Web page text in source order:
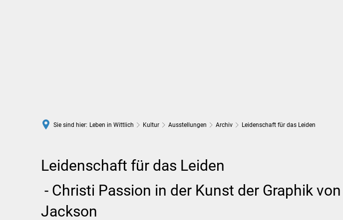
Sie sind hier: Leben in Wittlich Kultur Ausstellungen Archiv Leidenschaft für das Leiden
LeidenschaftLeidenschaft für das Leiden
- Christi Passion in der Kunst der Graphik
Jackson